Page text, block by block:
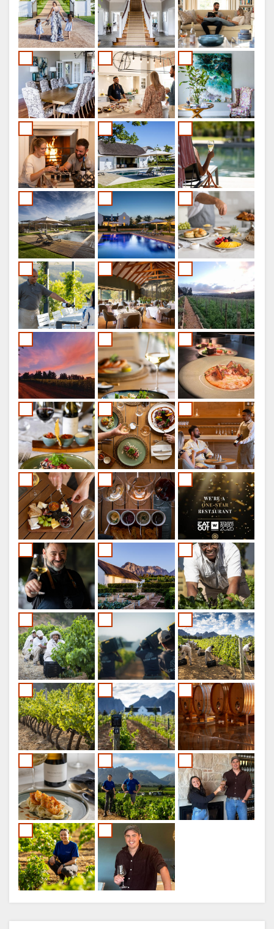
RANSKALAINEN
ITALIA
HOLLANTI
NORWEGIAN
PORTUGALIN
SWEDISH
DANISH
POLISH
CATALAN
CZECH
VENÄJÄ
CHINESE
(SIMPLIFIED)
CHINESE
(TRADITIONAL)
ENGLANTI